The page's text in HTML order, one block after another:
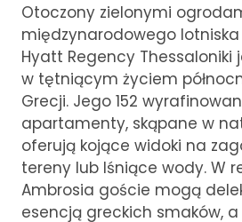
Otoczony zielonymi
międzynarodowego
Hyatt Regency Thessaloniki
w tętniącym życiem
Grecji. Jego 152
apartamenty, skąpane w
oferują kojące widoki na
tereny lub lśniące wody. W
Ambrosia goście mogą
esencją greckich smaków, a